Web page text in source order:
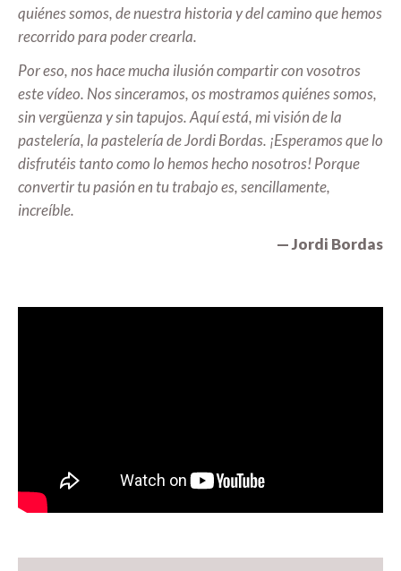
quiénes somos, de nuestra historia y del camino que hemos
recorrido para poder crearla.
Por eso, nos hace mucha ilusión compartir con vosotros
este vídeo. Nos sinceramos, os mostramos quiénes somos,
sin vergüenza y sin tapujos. Aquí está, mi visión de la
pastelería, la pastelería de Jordi Bordas. ¡Esperamos que lo
disfrutéis tanto como lo hemos hecho nosotros! Porque
convertir tu pasión en tu trabajo es, sencillamente,
increíble.
— Jordi Bordas